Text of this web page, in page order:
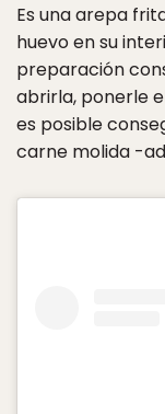
Es una arepa
huevo en su
preparación
abrirla, ponerle
es posible
carne molida -